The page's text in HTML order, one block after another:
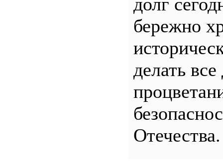
бережно
делать все
Отечества.